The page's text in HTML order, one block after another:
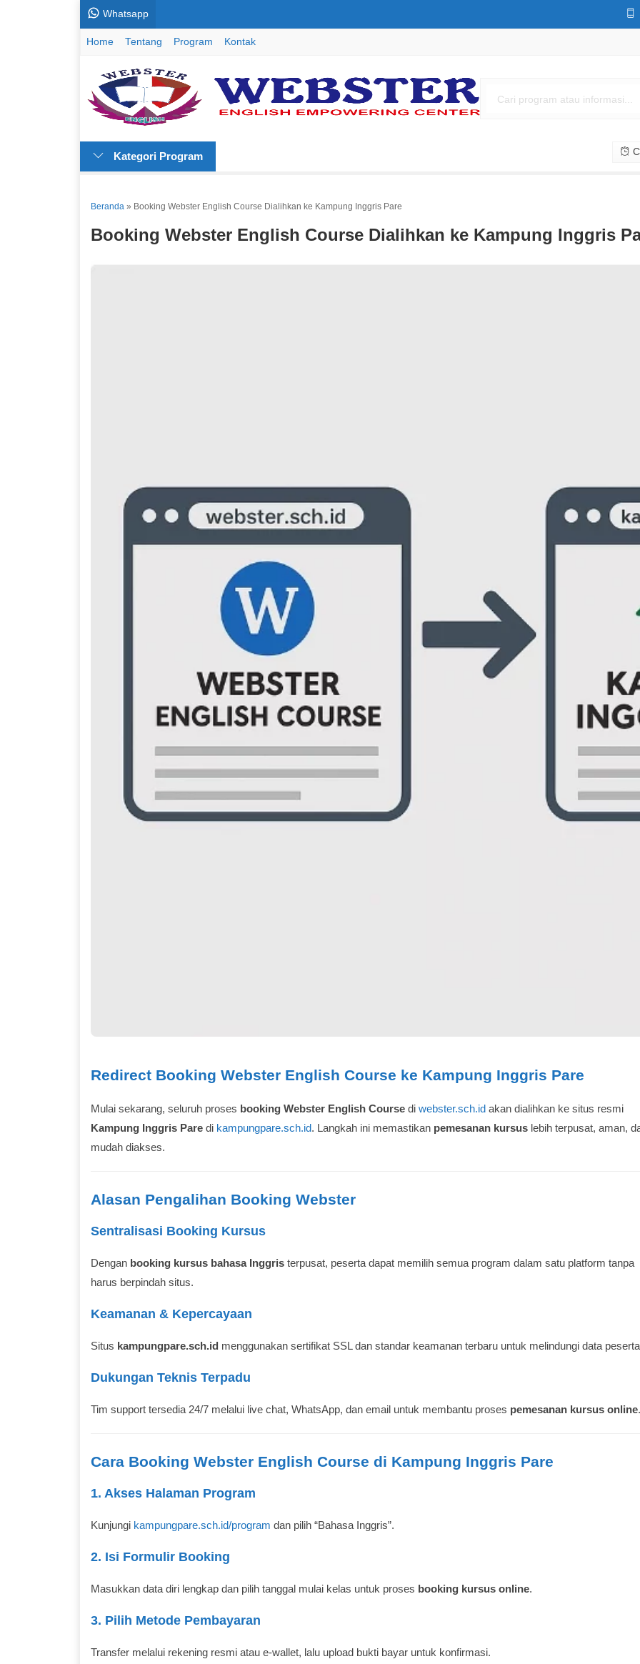
Whatsapp
Home Tentang Program Kontak
Kategori Program
Beranda » Booking Webster English Course Dialihkan ke Kampung Inggris Pare
Booking Webster English Course Dialihkan ke Kampung Inggris
Redirect Booking Webster English Course ke Kampung Inggris Pare
Mulai sekarang, seluruh proses booking Webster English Course di webster.sch.id akan dialihkan ke situs resmi
Kampung Inggris Pare di kampungpare.sch.id. Langkah ini memastikan pemesanan kursus lebih terpusat, aman,
mudah diakses.
Alasan Pengalihan Booking Webster
Sentralisasi Booking Kursus
Dengan booking kursus bahasa Inggris terpusat, peserta dapat memilih semua program dalam satu platform tanpa
harus berpindah situs.
Keamanan & Kepercayaan
Situs kampungpare.sch.id menggunakan sertifikat SSL dan standar keamanan terbaru untuk melindungi data
Dukungan Teknis Terpadu
Tim support tersedia 24/7 melalui live chat, WhatsApp, dan email untuk membantu proses pemesanan kursus online.
Cara Booking Webster English Course di Kampung Inggris Pare
1. Akses Halaman Program
Kunjungi kampungpare.sch.id/program dan pilih “Bahasa Inggris”.
2. Isi Formulir Booking
Masukkan data diri lengkap dan pilih tanggal mulai kelas untuk proses booking kursus online.
3. Pilih Metode Pembayaran
Transfer melalui rekening resmi atau e‑wallet, lalu upload bukti bayar untuk konfirmasi.